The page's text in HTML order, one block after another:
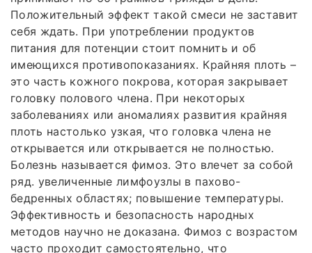
Положительный эффект такой смеси не заставит
себя ждать. При употреблении продуктов
питания для потенции стоит помнить и об
имеющихся противопоказаниях. Крайняя плоть –
это часть кожного покрова, которая закрывает
головку полового члена. При некоторых
заболеваниях или аномалиях развития крайняя
плоть настолько узкая, что головка члена не
открывается или открывается не полностью.
Болезнь называется фимоз. Это влечет за собой
ряд. увеличенные лимфоузлы в пахово-
бедренных областях; повышение температуры.
Эффективность и безопасность народных
методов научно не доказана. Фимоз с возрастом
часто проходит самостоятельно, что